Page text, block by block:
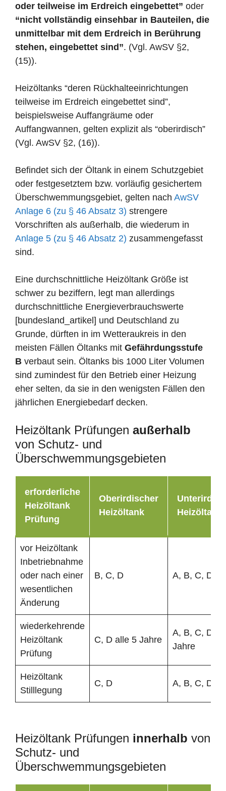
oder teilweise im Erdreich eingebettet” oder
“nicht vollständig einsehbar in Bauteilen, die
unmittelbar mit dem Erdreich in Berührung
stehen, eingebettet sind”. (Vgl. AwSV §2,
(15)).
Heizöltanks “deren Rückhalteeinrichtungen
teilweise im Erdreich eingebettet sind”,
beispielsweise Auffangräume oder
Auffangwannen, gelten explizit als “oberirdisch”
(Vgl. AwSV §2, (16)).
Befindet sich der Öltank in einem Schutzgebiet
oder festgesetztem bzw. vorläufig gesichertem
Überschwemmungsgebiet, gelten nach AwSV
Anlage 6 (zu § 46 Absatz 3) strengere
Vorschriften als außerhalb, die wiederum in
Anlage 5 (zu § 46 Absatz 2) zusammengefasst
sind.
Eine durchschnittliche Heizöltank Größe ist
schwer zu beziffern, legt man allerdings
durchschnittliche Energieverbrauchswerte
[bundesland_artikel] und Deutschland zu
Grunde, dürften in im Wetteraukreis in den
meisten Fällen Öltanks mit Gefährdungsstufe
B verbaut sein. Öltanks bis 1000 Liter Volumen
sind zumindest für den Betrieb einer Heizung
eher selten, da sie in den wenigsten Fällen den
jährlichen Energiebedarf decken.
Heizöltank Prüfungen außerhalb
von Schutz- und
Überschwemmungsgebieten
erforderliche
Heizöltank
Prüfung
Oberirdischer
Heizöltank
Heizöltank
vor Heizöltank
Inbetriebnahme
oder nach einer
wesentlichen
Änderung
B, C, D A, B, C, D
wiederkehrende
Heizöltank
Prüfung
C, D alle 5 Jahre
A, B, C, D
Jahre
Heizöltank
Stilllegung
C, D A, B, C, D
Heizöltank Prüfungen innerhalb von
Schutz- und
Überschwemmungsgebieten